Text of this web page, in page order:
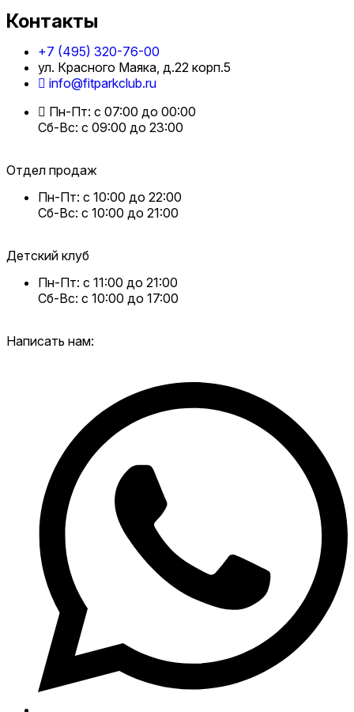
Контакты
+7 (495) 320-76-00
ул. Красного Маяка, д.22 корп.5
info@fitparkclub.ru
Пн-Пт: с 07:00 до 00:00
Сб-Вс: с 09:00 до 23:00
Отдел продаж
Пн-Пт: с 10:00 до 22:00
Сб-Вс: с 10:00 до 21:00
Детский клуб
Пн-Пт: с 11:00 до 21:00
Сб-Вс: с 10:00 до 17:00
Написать нам: